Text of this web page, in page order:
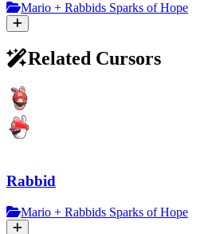
Mario + Rabbids Sparks of Hope
Related Cursors
Rabbid
Mario + Rabbids Sparks of Hope